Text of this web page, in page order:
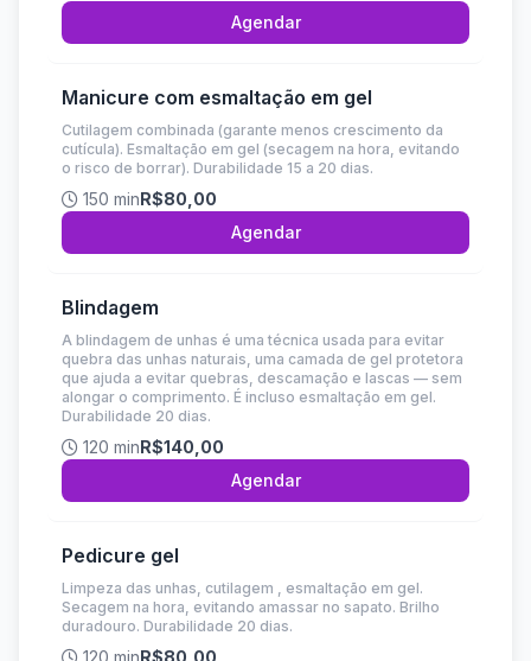
Agendar
Manicure com esmaltação em gel
Cutilagem combinada (garante menos crescimento da
cutícula). Esmaltação em gel (secagem na hora, evitando
o risco de borrar). Durabilidade 15 a 20 dias.
150 minR$80,00
Agendar
Blindagem
A blindagem de unhas é uma técnica usada para evitar
quebra das unhas naturais, uma camada de gel protetora
que ajuda a evitar quebras, descamação e lascas — sem
alongar o comprimento. É incluso esmaltação em gel.
Durabilidade 20 dias.
120 minR$140,00
Agendar
Pedicure gel
Limpeza das unhas, cutilagem , esmaltação em gel.
Secagem na hora, evitando amassar no sapato. Brilho
duradouro. Durabilidade 20 dias.
120 minR$80,00